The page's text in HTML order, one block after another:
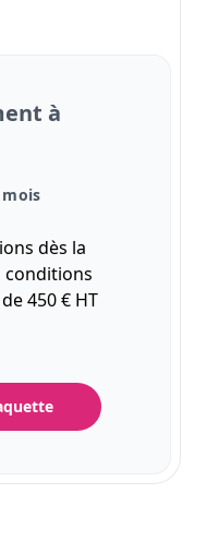
à
dès la
conditions
450 € HT